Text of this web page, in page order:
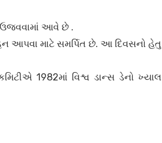
ઉજવવામાં આવે છે .
આપવા માટે સમર્પિત છે. આ દિવસનો હેતુ
1982માં વિશ્વ ડાન્સ ડેનો ખ્યાલ